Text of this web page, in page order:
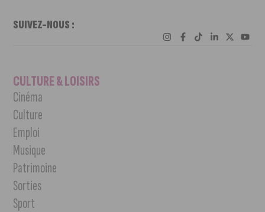
SUIVEZ-NOUS :
CULTURE & LOISIRS
Cinéma
Culture
Emploi
Musique
Patrimoine
Sorties
Sport